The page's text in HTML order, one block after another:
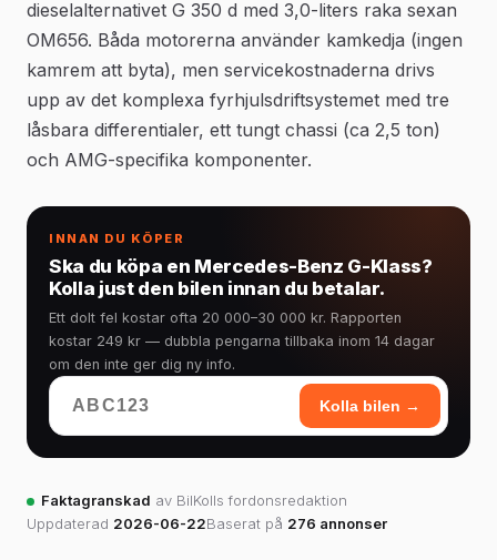
dieselalternativet G 350 d med 3,0-liters raka sexan
OM656. Båda motorerna använder kamkedja (ingen
kamrem att byta), men servicekostnaderna drivs
upp av det komplexa fyrhjulsdriftsystemet med tre
låsbara differentialer, ett tungt chassi (ca 2,5 ton)
och AMG-specifika komponenter.
INNAN DU KÖPER
Ska du köpa en Mercedes-Benz G-Klass?
Kolla just den bilen innan du betalar.
Ett dolt fel kostar ofta 20 000–30 000 kr. Rapporten
kostar 249 kr — dubbla pengarna tillbaka inom 14 dagar
om den inte ger dig ny info.
Kolla bilen →
Faktagranskad av BilKolls fordonsredaktion
Uppdaterad 2026-06-22Baserat på 276 annonser